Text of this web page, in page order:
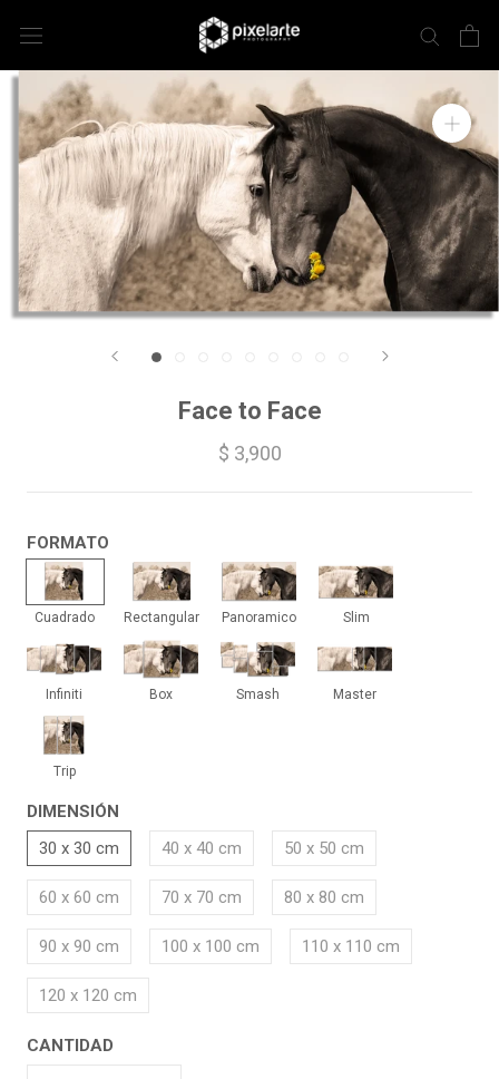
Face to Face
$ 3,900
FORMATO
Cuadrado
Cuadrado
Rectangular
Rectangular
Panoramico
Panoramico
Slim
Slim
Infiniti
Infiniti
Box
Box
Smash
Smash
Master
Master
Trip
Trip
DIMENSIÓN
30 x 30 cm
40 x 40 cm 50 x 50 cm
60 x 60 cm 70 x 70 cm 80 x 80 cm
90 x 90 cm 100 x 100 cm 110 x 110 cm
120 x 120 cm
CANTIDAD